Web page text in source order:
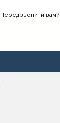
Передзвонити вам?